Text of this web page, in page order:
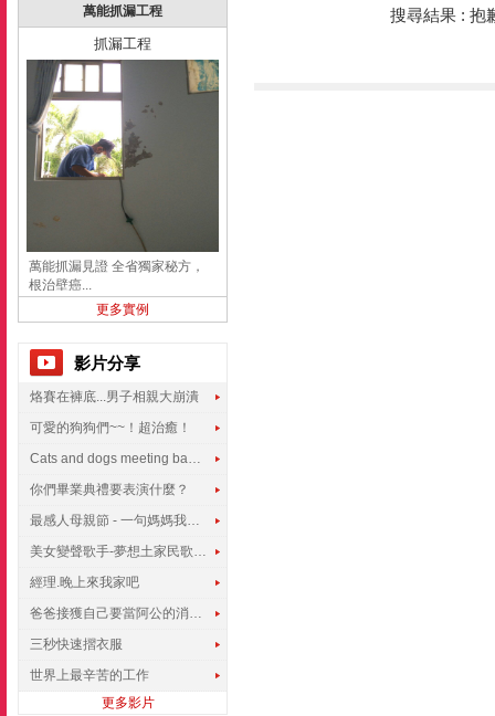
萬能抓漏工程
抓漏工程
萬能抓漏見證 全省獨家秘方，
根治壁癌...
更多實例
影片分享
烙賽在褲底...男子相親大崩潰
可愛的狗狗們~~！超治癒！
Cats and dogs meeting babies for the first time
你們畢業典禮要表演什麼？
最感人母親節 - 一句媽媽我愛你
美女變聲歌手-夢想土家民歌傳遍世界
經理.晚上來我家吧
爸爸接獲自己要當阿公的消息，反應史上最可愛!!!
三秒快速摺衣服
世界上最辛苦的工作
更多影片
搜尋結果 : 抱